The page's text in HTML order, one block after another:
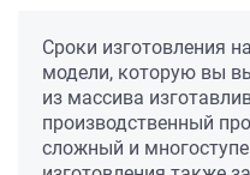
Сроки изготовления
модели, которую вы
из массива
производственный
сложный и